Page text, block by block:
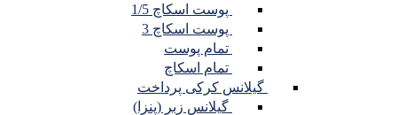
پوست اسکاچ 1/5
پوست اسکاچ 3
تمام پوست
تمام اسکاچ
گیلانس کرکی پرداخت
گیلانس زبر (پنزا)